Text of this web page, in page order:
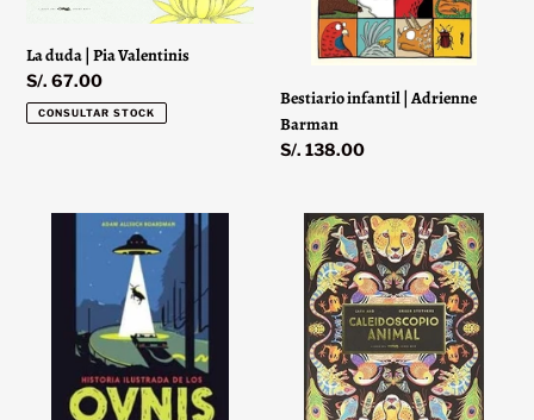
La duda | Pia Valentinis
Precio
habitual
S/. 67.00
CONSULTAR STOCK
Bestiario infantil | Adrienne
Barman
Precio
S/. 138.00
Allsuch
Caleidoscopio
animal
Cath
Ard